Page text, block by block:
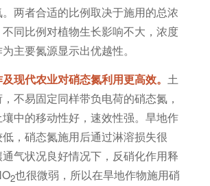
两者合适的比例取决于施用的总浓
同比例对植物生长影响不大，浓度
主要氮源显示出优越性。
现代农业对硝态氮利用更高效。 土
不易固定同样带负电荷的硝态氮，
中的移动性好，速效性强。旱地作
，硝态氮施用后通过淋溶损失很
气状况良好情况下，反硝化作用释
2也很微弱，所以在旱地作物施用硝